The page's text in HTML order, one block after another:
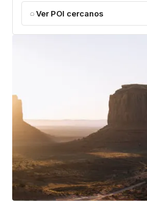
Ver POI cercanos